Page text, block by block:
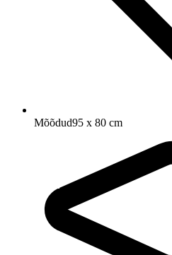
Mõõdud95 x 80 cm